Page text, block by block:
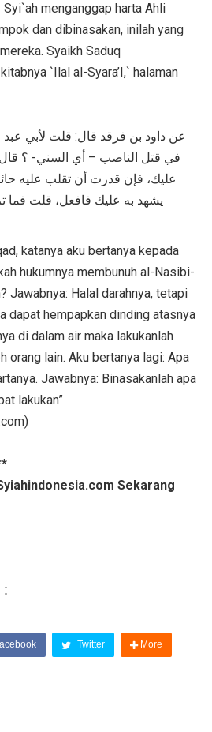
Syi`ah menganggap harta Ahli
dan dibinasakan, inilah yang
Syaikh Saduq
`Ilal al-Syara’I,` halaman
عن داود بن فرقد قال: قلت لأبي عبد
في قتل الناصب – أي السني- ؟ قال:
عليك، فإن قدرت أن تقلب عليه
يشهد به عليك فافعل، قلت فما
katanya aku bertanya kepada
hukumnya membunuh al-Nasibi-
Jawabnya: Halal darahnya, tetapi
dapat hempapkan dinding atasnya
di dalam air maka lakukanlah
orang lain. Aku bertanya lagi: Apa
Jawabnya: Binasakanlah apa
lakukan”
Sekarang
:
Twitter More